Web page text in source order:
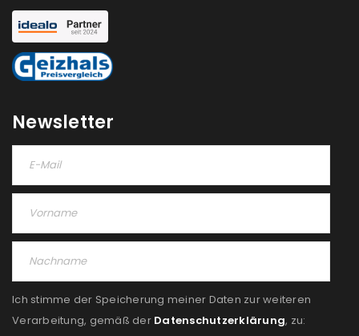
Newsletter
Ich stimme der Speicherung meiner Daten zur weiteren
Verarbeitung, gemäß der Datenschutzerklärung, zu: